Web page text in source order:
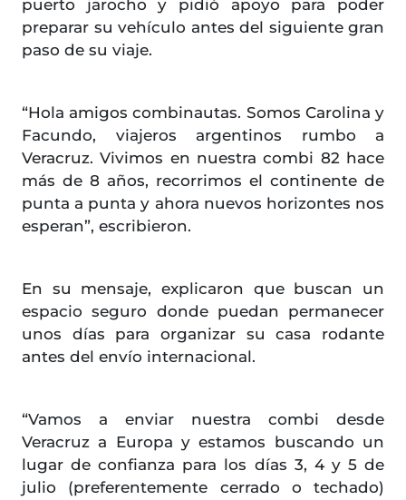
puerto jarocho y pidió apoyo para poder
preparar su vehículo antes del siguiente gran
paso de su viaje.
“Hola amigos combinautas. Somos Carolina y
Facundo, viajeros argentinos rumbo a
Veracruz. Vivimos en nuestra combi 82 hace
más de 8 años, recorrimos el continente de
punta a punta y ahora nuevos horizontes nos
esperan”, escribieron.
En su mensaje, explicaron que buscan un
espacio seguro donde puedan permanecer
unos días para organizar su casa rodante
antes del envío internacional.
“Vamos a enviar nuestra combi desde
Veracruz a Europa y estamos buscando un
lugar de confianza para los días 3, 4 y 5 de
julio (preferentemente cerrado o techado)